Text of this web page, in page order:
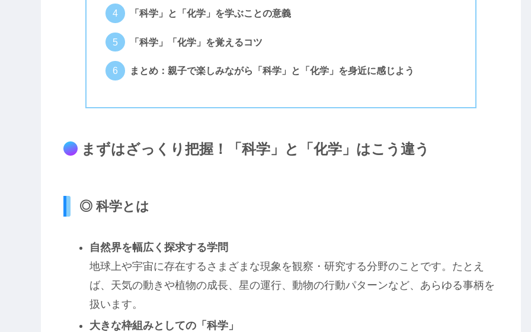
「科学」と「化学」を学ぶことの意義
「科学」「化学」を覚えるコツ
まとめ：親子で楽しみながら「科学」と「化学」を身近に感じよう
まずはざっくり把握！「科学」と「化学」はこう違う
◎ 科学とは
自然界を幅広く探求する学問
地球上や宇宙に存在するさまざまな現象を観察・研究する分野のことです。たとえ
ば、天気の動きや植物の成長、星の運行、動物の行動パターンなど、あらゆる事柄を
扱います。
大きな枠組みとしての「科学」